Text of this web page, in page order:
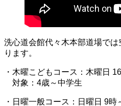
洗心道会館代々木本部道場で
ります。
・木曜こどもコース：木曜日
対象：4歳～中学生
・日曜一般コース：日曜日 9